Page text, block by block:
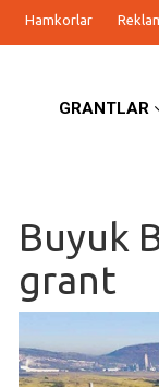
Hamkorlar
GRANTLAR
Buyuk
grant